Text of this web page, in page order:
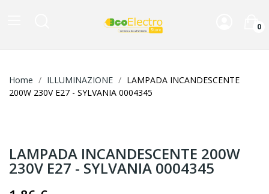
0
Home ILLUMINAZIONE
LAMPADA INCANDESCENTE
200W 230V E27 - SYLVANIA 0004345
LAMPADA INCANDESCENTE 200W
230V E27 - SYLVANIA 0004345